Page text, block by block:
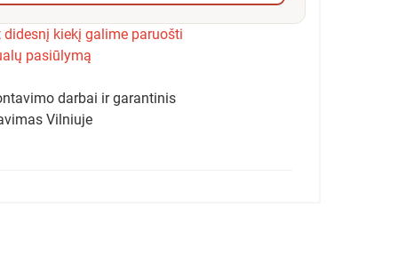
didesnį kiekį galime paruošti
pasiūlymą
darbai ir garantinis
Vilniuje